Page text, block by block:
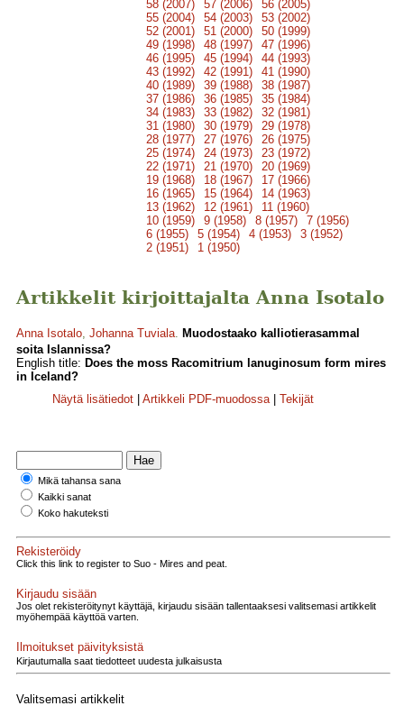
58 (2007)
57 (2006)
56 (2005)
55 (2004)
54 (2003)
53 (2002)
52 (2001)
51 (2000)
50 (1999)
49 (1998)
48 (1997)
47 (1996)
46 (1995)
45 (1994)
44 (1993)
43 (1992)
42 (1991)
41 (1990)
40 (1989)
39 (1988)
38 (1987)
37 (1986)
36 (1985)
35 (1984)
34 (1983)
33 (1982)
32 (1981)
31 (1980)
30 (1979)
29 (1978)
28 (1977)
27 (1976)
26 (1975)
25 (1974)
24 (1973)
23 (1972)
22 (1971)
21 (1970)
20 (1969)
19 (1968)
18 (1967)
17 (1966)
16 (1965)
15 (1964)
14 (1963)
13 (1962)
12 (1961)
11 (1960)
10 (1959)
9 (1958) 8 (1957)
7 (1956)
6 (1955)
5 (1954) 4 (1953)
3 (1952)
2 (1951)
1 (1950)
Artikkelit kirjoittajalta Anna Isotalo
Anna Isotalo, Johanna Tuviala. Muodostaako kalliotierasammal
soita Islannissa?
English title: Does the moss Racomitrium lanuginosum form mires
in Iceland?
Näytä lisätiedot
Artikkeli PDF-muodossa| Tekijät
Mikä tahansa sana
Kaikki sanat
Koko hakuteksti
Rekisteröidy
Click this link to register to Suo - Mires and peat.
Kirjaudu sisään
Jos olet rekisteröitynyt käyttäjä, kirjaudu sisään tallentaaksesi valitsemasi artikkelit
myöhempää käyttöä varten.
Ilmoitukset päivityksistä
Kirjautumalla saat tiedotteet uudesta julkaisusta
Valitsemasi artikkelit